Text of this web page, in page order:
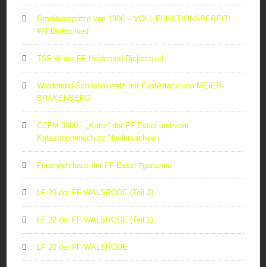
Omnibusspritze von 1906 – VOLL FUNKTIONSBEREIT!
#FFDickschied
TSF-W der FF Heidenrod-Dickschied
Waldbrand-Schnelleinsatz mit FastAttack von MEIER-
BRAKENBERG
CCFM 3000 – „Kater“ der FF Essel und vom
Katastrophenschutz Niedersachsen
Feuerwehrhaus der FF Essel #ganzneu
LF 20 der FF WALSRODE (Teil 3)
LF 20 der FF WALSRODE (Teil 2)
LF 20 der FF WALSRODE